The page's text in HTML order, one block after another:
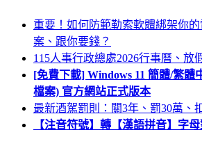
重要！如何防範勒索軟體綁架你
案、跟你要錢？
115人事行政總處2026行事曆、放
[免費下載] Windows 11 簡體/繁體
檔案) 官方網站正式版本
最新酒駕罰則：關3年、罰30萬、
【注音符號】轉【漢語拼音】字